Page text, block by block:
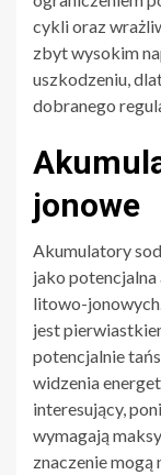
cykli oraz
zbyt wysokim
uszkodzeniu,
dobranego
jonowe
Akumulatory
jako
litowo-
jest
potencjalnie
widzenia
interesujący,
wymagają
znaczenie mogą